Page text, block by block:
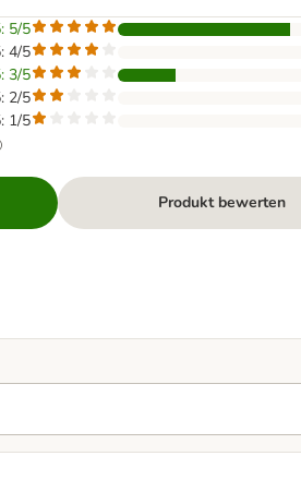
5/5
4/5
3/5
2/5
1/5
Produkt bewerten